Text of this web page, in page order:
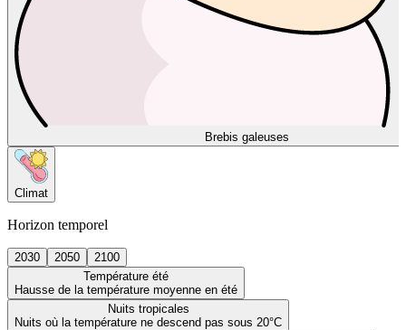
Brebis galeuses
Climat
Horizon temporel
2030 2050
2100
Température été
Hausse de la température moyenne en été
Nuits tropicales
Nuits où la température ne descend pas sous 20°C